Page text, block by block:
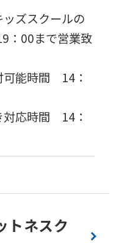
ズスクールの
：00まで営業致
能時間 14：
応時間 14：
トネスク